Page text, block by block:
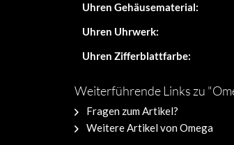
Uhren Gehäusematerial:
Uhren Uhrwerk:
Uhren Zifferblattfarbe:
Weiterführende Links zu
Fragen zum Artikel?
Weitere Artikel von Omega